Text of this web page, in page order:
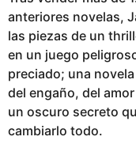
anteriores novelas,
las piezas de un
en un juego
preciado; una
del engaño, del
un oscuro secreto
cambiarlo todo.